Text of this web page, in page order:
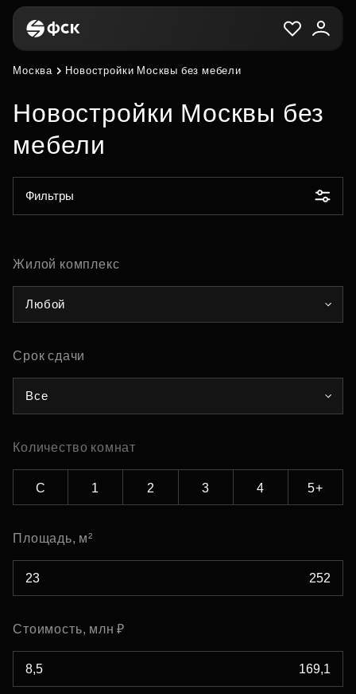
Москва Новостройки Москвы без мебели
Новостройки Москвы без
мебели
Фильтры
Жилой комплекс
Любой
Срок сдачи
Все
Количество комнат
С 1 2 3 4 5+
Площадь, м²
Стоимость, млн ₽